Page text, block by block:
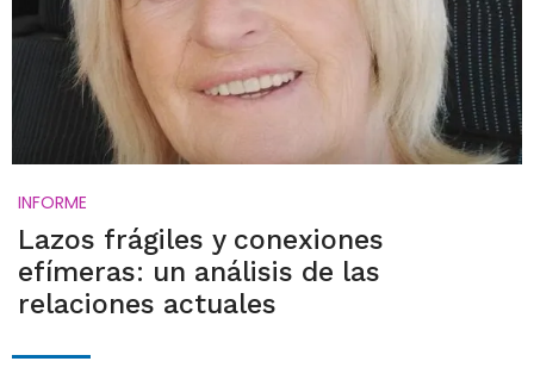
INFORME
Lazos frágiles y conexiones
efímeras: un análisis de las
relaciones actuales